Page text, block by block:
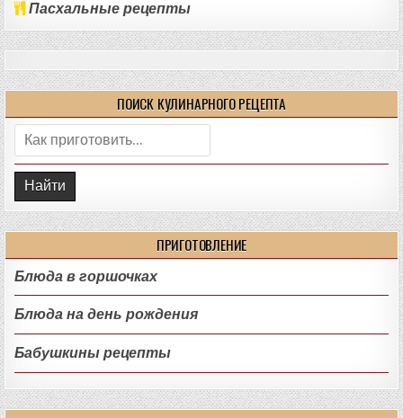
Пасхальные рецепты
ПОИСК КУЛИНАРНОГО РЕЦЕПТА
Поиск:
ПРИГОТОВЛЕНИЕ
Блюда в горшочках
Блюда на день рождения
Бабушкины рецепты